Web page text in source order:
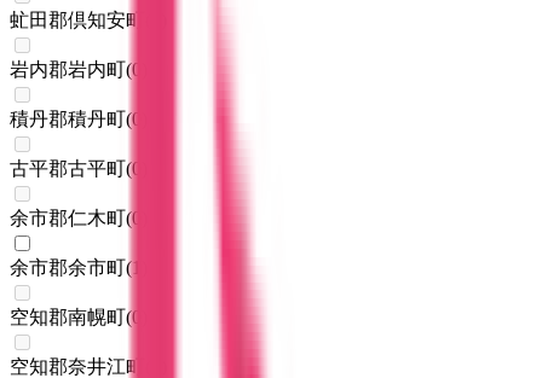
虻田郡倶知安町
岩内郡岩内町(0
積丹郡積丹町(0
古平郡古平町(0
余市郡仁木町(0
余市郡余市町(1
空知郡南幌町(0
空知郡奈井江町